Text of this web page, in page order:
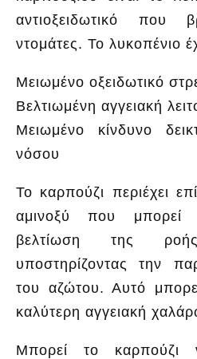
αντιοξειδωτικό που
ντομάτες. Το λυκοπένιο
Μειωμένο οξειδωτικό
Βελτιωμένη αγγειακή
Μειωμένο κίνδυνο
νόσου
Το καρπούζι περιέχει
αμινοξύ που μπορεί
βελτίωση της
υποστηρίζοντας την
του αζώτου. Αυτό
καλύτερη αγγειακή
Μπορεί το καρπούζι